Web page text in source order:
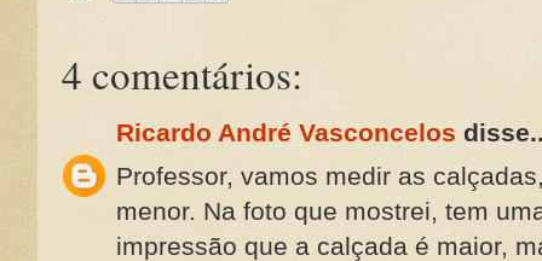
4 comentários:
Ricardo André Vasconcelos
Professor, vamos medir as
menor. Na foto que mostrei, tem
impressão que a calçada é maior,